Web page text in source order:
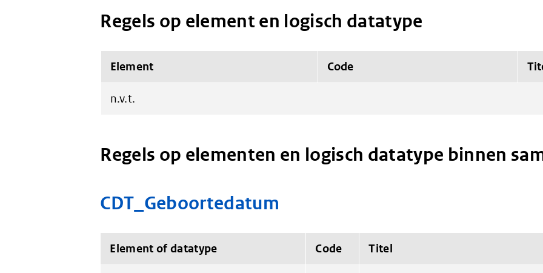
Regels op element en logisch datatype
Element Code
n.v.t.
Regels op elementen en logisch datatype binnen
CDT_Geboortedatum
Element of datatype Code Titel